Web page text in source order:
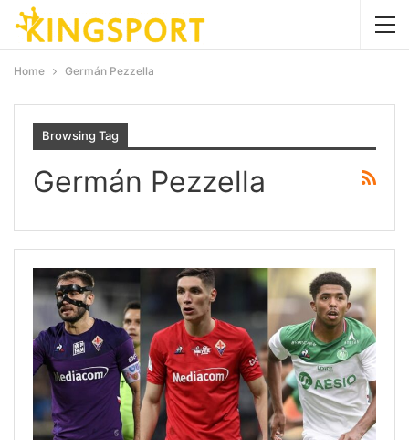
Home Germán Pezzella
Browsing Tag
Germán Pezzella